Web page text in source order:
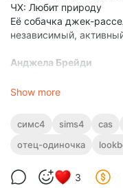
ЧХ: Любит природу
Её собачка джек-
независимый,
Анджела Брейди
ЧХ: Одиночка
✦Кент воспитывает
свободное время
Show more
симс4 sims4 cas
отец-одиночка
3